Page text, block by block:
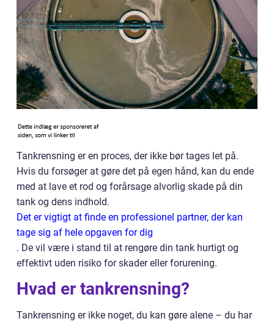
Tankrensning er en proces, der ikke bør tages let på.
Hvis du forsøger at gøre det på egen hånd, kan du ende
med at lave et rod og forårsage alvorlig skade på din
tank og dens indhold.
Det er vigtigt at finde en professionel partner, der kan
tage sig af hele opgaven for dig
. De vil være i stand til at rengøre din tank hurtigt og
effektivt uden risiko for skader eller forurening.
Hvad er tankrensning?
Tankrensning er ikke noget, du kan gøre alene – du har